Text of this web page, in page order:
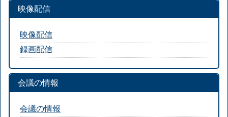
映像配信
映像配信
録画配信
会議の情報
会議の情報